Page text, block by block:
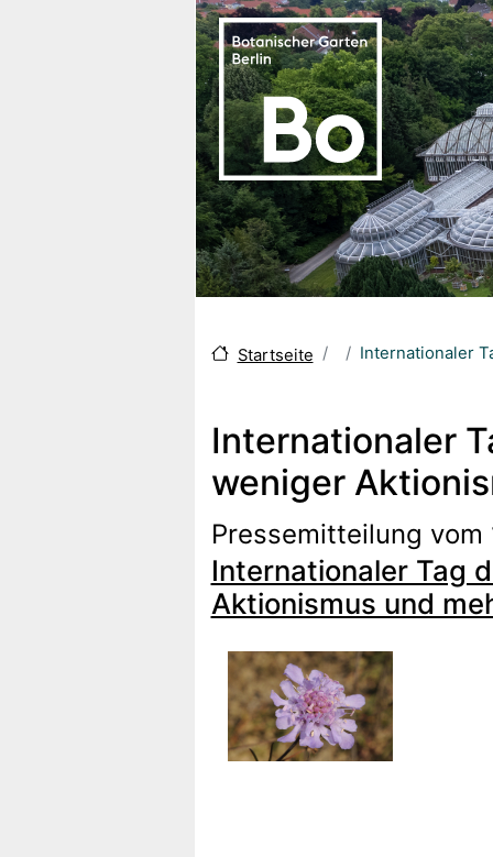
Startseite Internationaler
Internationaler
weniger
Pressemitteilung vom
Internationaler Tag
Aktionismus und